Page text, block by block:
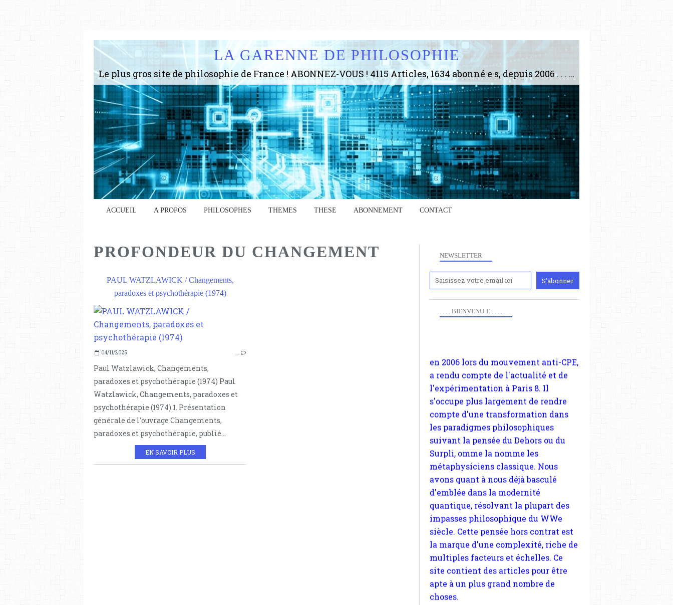
LA GARENNE DE PHILOSOPHIE
Le plus gros site de philosophie de France ! ABONNEZ-VOUS ! 4115 Articles, 1634 abonné·e·s, depuis 2006 . . . . . . . . 2 852 214 pages vues jusqu'à présent. Prestance et être apte à un plus grand nombre de choses.
ACCUEIL A PROPOS PHILOSOPHES THEMES THESE ABONNEMENT CONTACT
PROFONDEUR DU CHANGEMENT
PAUL WATZLAWICK / Changements,
paradoxes et psychothérapie (1974)
04/11/2025 …
Paul Watzlawick, Changements,
paradoxes et psychothérapie (1974) Paul
Watzlawick, Changements, paradoxes et
psychothérapie (1974) 1. Présentation
générale de l'ouvrage Changements,
paradoxes et psychothérapie, publié...
EN SAVOIR PLUS
NEWSLETTER
. . . . BIENVENU·E . . . .
Anciennement
www.paris8philo.com, ce site, créé
a rendu compte de l'actualité et de
compte d'une transformation dans
les paradigmes philosophiques
suivant la pensée du Dehors ou du
Surpli, omme la nomme les
métaphysiciens classique. Nous
avons quant à nous déjà basculé
d'emblée dans la modernité
quantique, résolvant la plupart des
impasses philosophique du WWe
siècle. Cette pensée hors contrat est
la marque d'une complexité, riche de
multiples facteurs et échelles. Ce
site contient des articles pour être
apte à un plus grand nombre de
choses.